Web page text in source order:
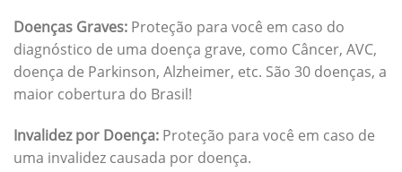
Doenças Graves: Proteção para você em caso do
diagnóstico de uma doença grave, como Câncer, AVC,
doença de Parkinson, Alzheimer, etc. São 30 doenças, a
maior cobertura do Brasil!
Invalidez por Doença: Proteção para você em caso de
uma invalidez causada por doença.